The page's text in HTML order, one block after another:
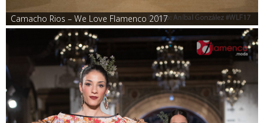
Camacho Rios – We Love Flamenco 2017